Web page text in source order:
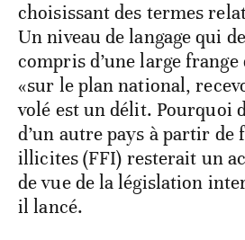
choisissant des termes
Un niveau de langage qui
compris d’une large frange
«sur le plan national,
volé est un délit. Pourquoi
d’un autre pays à partir
illicites (FFI) resterait un
de vue de la législation
il lancé.